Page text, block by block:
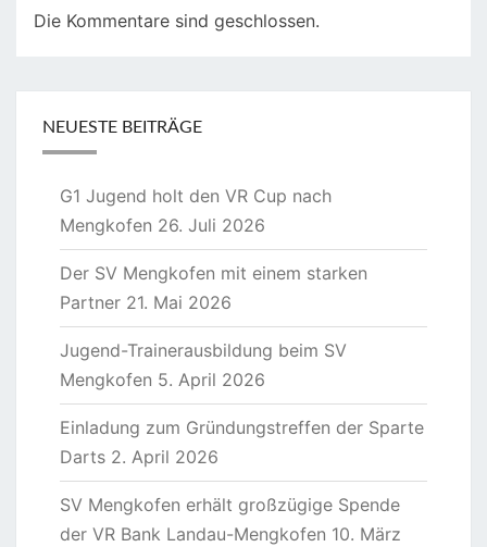
Die Kommentare sind geschlossen.
NEUESTE BEITRÄGE
G1 Jugend holt den VR Cup nach
Mengkofen 26. Juli 2026
Der SV Mengkofen mit einem starken
Partner 21. Mai 2026
Jugend-Trainerausbildung beim SV
Mengkofen 5. April 2026
Einladung zum Gründungstreffen der Sparte
Darts 2. April 2026
SV Mengkofen erhält großzügige Spende
der VR Bank Landau-Mengkofen 10. März